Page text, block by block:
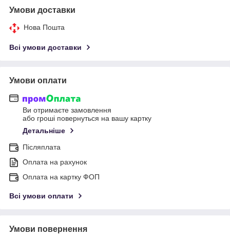
Умови доставки
Нова Пошта
Всі умови доставки
Умови оплати
Ви отримаєте замовлення
або гроші повернуться на вашу картку
Детальніше
Післяплата
Оплата на рахунок
Оплата на картку ФОП
Всі умови оплати
Умови повернення